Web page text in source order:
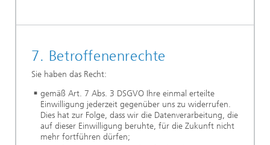
7. Betroffenenrechte
Sie haben das Recht:
gemäß Art. 7 Abs. 3 DSGVO Ihre einmal erteilte
Einwilligung jederzeit gegenüber uns zu widerrufen.
Dies hat zur Folge, dass wir die Datenverarbeitung, die
auf dieser Einwilligung beruhte, für die Zukunft nicht
mehr fortführen dürfen;